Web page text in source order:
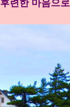
후련한 마음으로